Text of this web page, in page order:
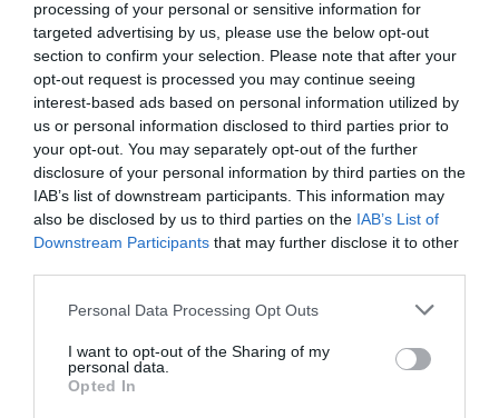
processing of your personal or sensitive information for
targeted advertising by us, please use the below opt-out
section to confirm your selection. Please note that after your
opt-out request is processed you may continue seeing
interest-based ads based on personal information utilized by
us or personal information disclosed to third parties prior to
your opt-out. You may separately opt-out of the further
disclosure of your personal information by third parties on the
IAB’s list of downstream participants. This information may
also be disclosed by us to third parties on the IAB’s List of
Downstream Participants that may further disclose it to other
Personal Data Processing Opt Outs
I want to opt-out of the Sharing of my
personal data.
Opted In
DERNIERS COMMENTAIRES
Nico a commenté l'article :
A380 de Lufthansa : les « vrais » sièges hublot en
classe Affaires deviennent payants
Serge13a commenté l'article :
Pointe‑à‑Pitre – Panama City : Air France ouvre un pont
aérien vers l’Amérique latine